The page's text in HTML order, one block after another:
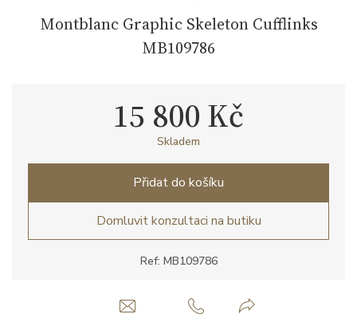
Montblanc Graphic Skeleton Cufflinks
MB109786
Ref: MB109786
15 800 Kč
Skladem
Přidat do košíku
Domluvit konzultaci na butiku